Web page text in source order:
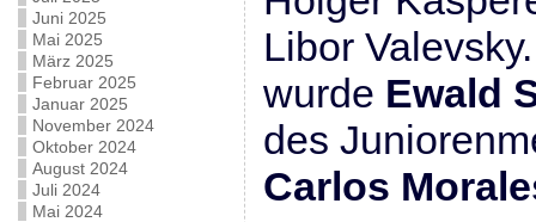
Juni 2025
Mai 2025
März 2025
Februar 2025
Januar 2025
November 2024
Oktober 2024
August 2024
Juli 2024
Mai 2024
Libor
wurde Ewald
des
Carlos